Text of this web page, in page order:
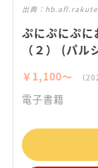
出典：
ぷにぷにぷ
（２） (パル
￥1,100〜 （
電子書籍